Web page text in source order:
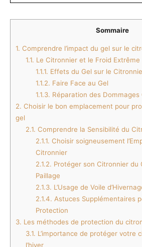
Sommaire
1. Comprendre l’impact du gel sur le
1.1. Le Citronnier et le Froid Extrême
1.1.1. Effets du Gel sur le
1.1.2. Faire Face au Gel
1.1.3. Réparation des Dommages
2. Choisir le bon emplacement pour
gel
2.1. Comprendre la Sensibilité du
2.1.1. Choisir soigneusement
Citronnier
2.1.2. Protéger son Citronnier du
Paillage
2.1.3. L’Usage de Voile
2.1.4. Astuces Supplémentaires
Protection
3. Les méthodes de protection du
3.1. L’importance de protéger votre
l’hiver